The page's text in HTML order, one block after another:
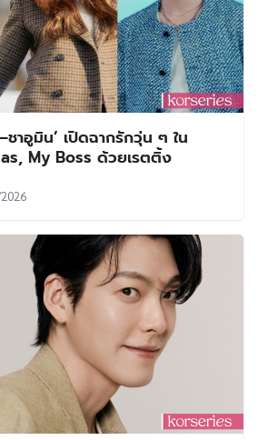
าอูมิน’ เปิดฉากรักวุ่น ๆ ใน
My Boss ด้วยเรตติ้ง